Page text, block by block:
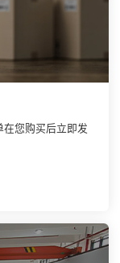
您购买后立即发